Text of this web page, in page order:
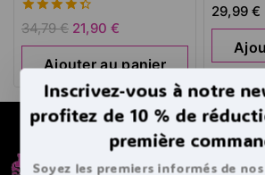
4.45
de 5
34,79€ 21,90 €
Ajouter au panier
4.23
de 5
29,99 €
Inscrivez-vous à notre
profitez de 10 % de
première
Soyez les premiers informés de